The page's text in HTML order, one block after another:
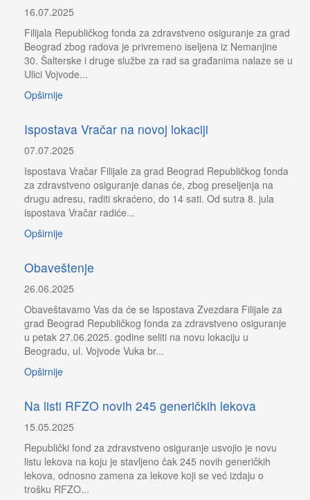
16.07.2025
Filijala Republičkog fonda za zdravstveno osiguranje za grad
Beograd zbog radova je privremeno iseljena iz Nemanjine
30. Šalterske i druge službe za rad sa građanima nalaze se u
Ulici Vojvode...
Opširnije
Ispostava Vračar na novoj lokaciji
07.07.2025
Ispostava Vračar Filijale za grad Beograd Republičkog fonda
za zdravstveno osiguranje danas će, zbog preseljenja na
drugu adresu, raditi skraćeno, do 14 sati. Od sutra 8. jula
ispostava Vračar radiće...
Opširnije
Obaveštenje
26.06.2025
Obaveštavamo Vas da će se Ispostava Zvezdara Filijale za
grad Beograd Republičkog fonda za zdravstveno osiguranje
u petak 27.06.2025. godine seliti na novu lokaciju u
Beogradu, ul. Vojvode Vuka br...
Opširnije
Na listi RFZO novih 245 generičkih lekova
15.05.2025
Republički fond za zdravstveno osiguranje usvojio je novu
listu lekova na koju je stavljeno čak 245 novih generičkih
lekova, odnosno zamena za lekove koji se već izdaju o
trošku RFZO...